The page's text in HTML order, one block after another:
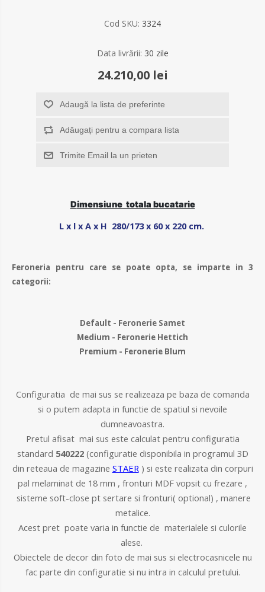
Cod SKU: 3324
Data livrării: 30 zile
24.210,00 lei
Adaugă la lista de preferinte
Adăugați pentru a compara lista
Trimite Email la un prieten
Dimensiune totala bucatarie
L x l x A x H 280/173 x 60 x 220 cm.
Feroneria pentru care se poate opta, se imparte in 3
categorii:
Default - Feronerie Samet
Medium - Feronerie Hettich
Premium - Feronerie Blum
Configuratia de mai sus se realizeaza pe baza de comanda
si o putem adapta in functie de spatiul si nevoile
dumneavoastra.
Pretul afisat mai sus este calculat pentru configuratia
standard 540222 (configuratie disponibila in programul 3D
din reteaua de magazine STAER) si este realizata din corpuri
pal melaminat de 18 mm , fronturi MDF vopsit cu frezare ,
sisteme soft-close pt sertare si fronturi( optional) , manere
metalice.
Acest pret poate varia in functie de materialele si culorile
alese.
Obiectele de decor din foto de mai sus si electrocasnicele nu
fac parte din configuratie si nu intra in calculul pretului.